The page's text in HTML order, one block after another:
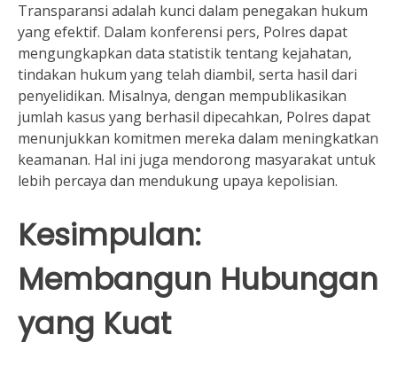
Transparansi adalah kunci dalam penegakan hukum
yang efektif. Dalam konferensi pers, Polres dapat
mengungkapkan data statistik tentang kejahatan,
tindakan hukum yang telah diambil, serta hasil dari
penyelidikan. Misalnya, dengan mempublikasikan
jumlah kasus yang berhasil dipecahkan, Polres dapat
menunjukkan komitmen mereka dalam meningkatkan
keamanan. Hal ini juga mendorong masyarakat untuk
lebih percaya dan mendukung upaya kepolisian.
Kesimpulan:
Membangun Hubungan
yang Kuat